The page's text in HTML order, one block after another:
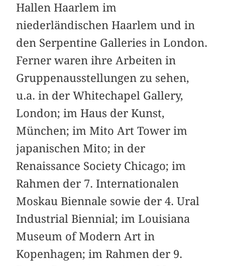
Hallen Haarlem im
niederländischen Haarlem und in
den Serpentine Galleries in London.
Ferner waren ihre Arbeiten in
Gruppenausstellungen zu sehen,
u.a. in der Whitechapel Gallery,
London; im Haus der Kunst,
München; im Mito Art Tower im
japanischen Mito; in der
Renaissance Society Chicago; im
Rahmen der 7. Internationalen
Moskau Biennale sowie der 4. Ural
Industrial Biennial; im Louisiana
Museum of Modern Art in
Kopenhagen; im Rahmen der 9.